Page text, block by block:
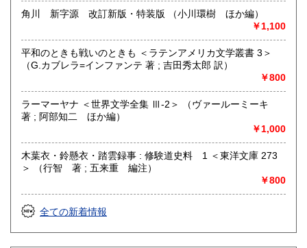
書籍の買取について
古本・古書籍の他にも古物全般(CD・DVD、レコード、書道
用品、玩具(鉄道模型・ミニカーなど)買い取りいたします。
買取ご相談フリーダイヤル
0120-797-090
https://michikusa.co.jp/tp/contact
メールでお問い合せ
もちろん、店頭へのお持ち込みも大歓迎です!
取り扱い分野
角川 新字源 改訂新版・特装版 （小川環樹 ほか編）
￥1,100
平和のときも戦いのときも ＜ラテンアメリカ文学叢書 3＞
（G.カブレラ=インファンテ 著 ; 吉田秀太郎 訳）
￥800
ラーマーヤナ ＜世界文学全集 Ⅲ-2＞ （ヴァールーミーキ
著 ; 阿部知二 ほか編）
￥1,000
木葉衣・鈴懸衣・踏雲録事 : 修験道史料 1 ＜東洋文庫 273
＞ （行智 著 ; 五来重 編注）
￥800
全ての新着情報